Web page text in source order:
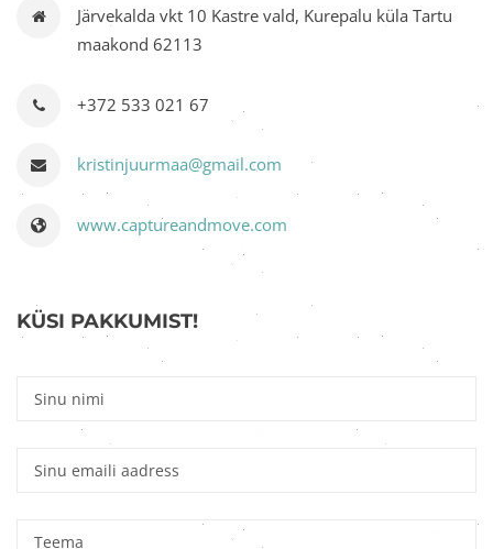
Järvekalda vkt 10 Kastre vald, Kurepalu küla Tartu
maakond 62113
+372 533 021 67
kristinjuurmaa@gmail.com
www.captureandmove.com
KÜSI PAKKUMIST!